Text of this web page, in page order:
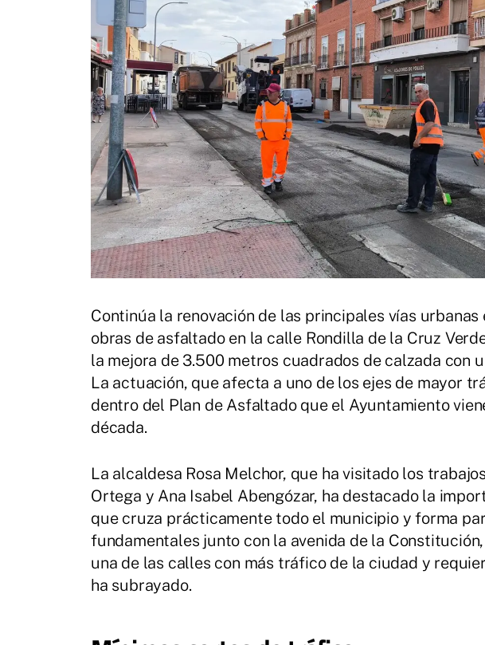
Continúa la renovación de las principales vías urbanas
obras de asfaltado en la calle Rondilla de la Cruz
la mejora de 3.500 metros cuadrados de calzada con
La actuación, que afecta a uno de los ejes de mayor
dentro del Plan de Asfaltado que el Ayuntamiento
década.
La alcaldesa Rosa Melchor, que ha visitado los
Ortega y Ana Isabel Abengózar, ha destacado la
que cruza prácticamente todo el municipio y forma
fundamentales junto con la avenida de la
una de las calles con más tráfico de la ciudad y
ha subrayado.